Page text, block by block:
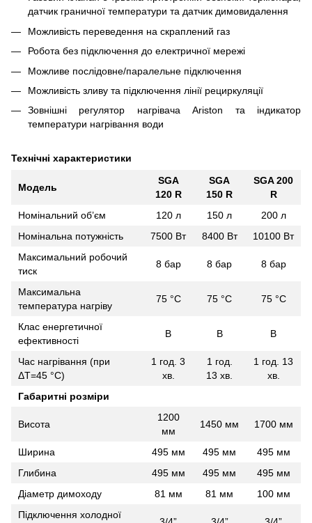
датчик граничної температури та датчик димовидалення
Можливість переведення на скраплений газ
Робота без підключення до електричної мережі
Можливе послідовне/паралельне підключення
Можливість зливу та підключення лінії рециркуляції
Зовнішні регулятор нагрівача Ariston та індикатор
температури нагрівання води
Технічні характеристики
Модель
SGA
120 R
SGA
150 R
SGA 200
R
Номінальний об’єм
120 л 150 л
200 л
Номінальна потужність
7500 Вт 8400 Вт
10100 Вт
Максимальний робочий
тиск
8 бар 8 бар 8 бар
Максимальна
температура нагріву
75 °С 75 °С 75 °С
Клас енергетичної
ефективності
B B B
Час нагрівання (при
ΔT=45 °С)
1 год. 3
хв.
1 год.
13 хв.
1 год. 13
хв.
Габаритні розміри
Висота
1200
мм
1450 мм 1700 мм
Ширина 495 мм 495 мм
495 мм
Глибина
495 мм 495 мм
495 мм
Діаметр димоходу
81 мм 81 мм
100 мм
Підключення холодної